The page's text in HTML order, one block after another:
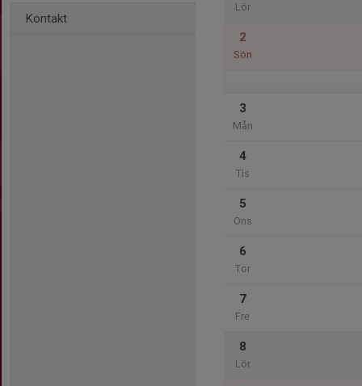
Kontakt
Lör
2
Sön
3
Mån
4
Tis
5
Ons
6
Tor
7
Fre
8
Lör